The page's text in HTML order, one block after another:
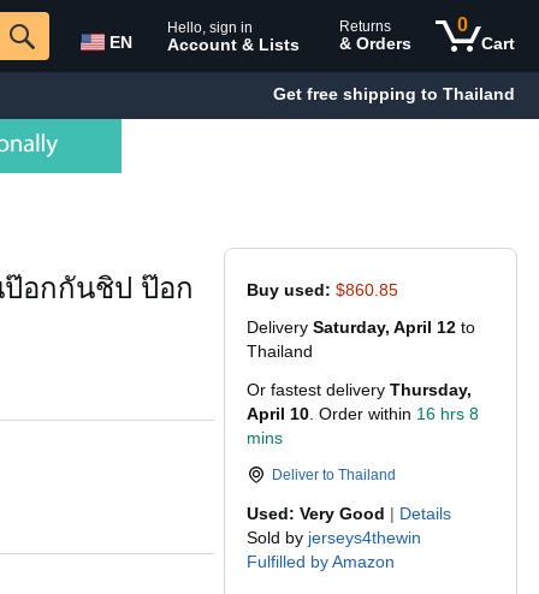
EN
Hello, sign in
Account & Lists
Returns
& Orders
0
Cart
Get free shipping to Thailand
Buy used: $860.85
Delivery Saturday, April 12 to
Thailand
Or fastest delivery Thursday,
April 10 . Order within 16 hrs 8
mins
Deliver to Thailand
Used: Very Good | Details
Sold by jerseys4thewin
Fulfilled by Amazon
ป๊อกกันชิป ป๊อก